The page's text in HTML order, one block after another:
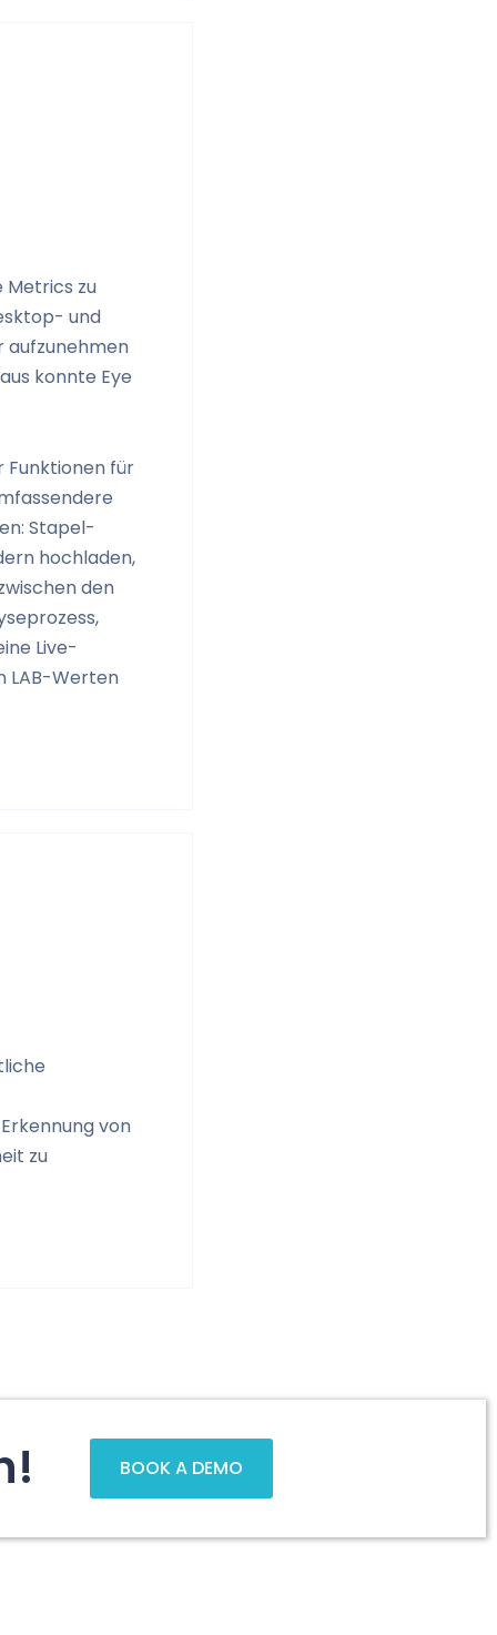
Metrics zu
und
aufzunehmen
konnte Eye
Funktionen für
Stapel-
hochladen,
den
Live-
LAB-Werten
von
zu
BOOK A DEMO